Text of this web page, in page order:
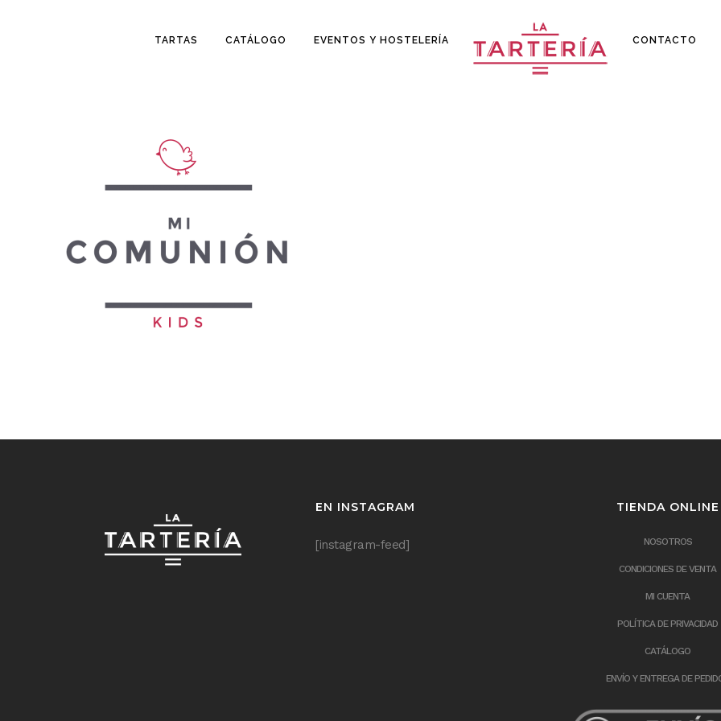
TARTAS CATÁLOGO EVENTOS Y HOSTELERÍA CONTACTO
EN INSTAGRAM
[instagram-feed]
TIENDA ONLINE
NOSOTROS
CONDICIONES DE VENTA
MI CUENTA
POLÍTICA DE PRIVACIDAD
CATÁLOGO
ENVÍO Y ENTREGA DE